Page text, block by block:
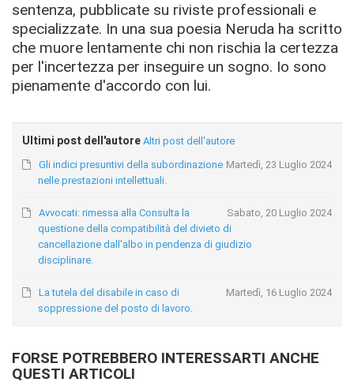
sentenza, pubblicate su riviste professionali e
specializzate. In una sua poesia Neruda ha scritto
che muore lentamente chi non rischia la certezza
per l'incertezza per inseguire un sogno. Io sono
pienamente d'accordo con lui.
Ultimi post dell'autore Altri post dell'autore
Martedì, 23 Luglio 2024
Gli indici presuntivi della subordinazione
nelle prestazioni intellettuali.
Sabato, 20 Luglio 2024
Avvocati: rimessa alla Consulta la
questione della compatibilità del divieto di
cancellazione dall'albo in pendenza di giudizio
disciplinare.
Martedì, 16 Luglio 2024
La tutela del disabile in caso di
soppressione del posto di lavoro.
FORSE POTREBBERO INTERESSARTI ANCHE
QUESTI ARTICOLI